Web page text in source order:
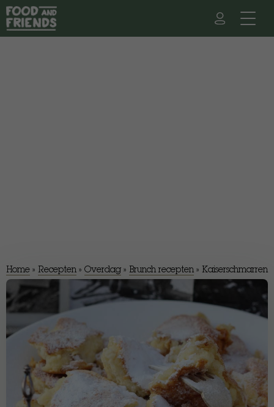
Home » Recepten » Overdag » Brunch recepten » Kaiserschmarren